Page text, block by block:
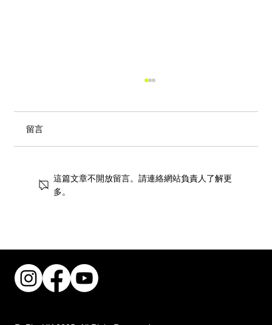
留言
這篇文章不開放留言。請連絡網站負責人了解更
多。